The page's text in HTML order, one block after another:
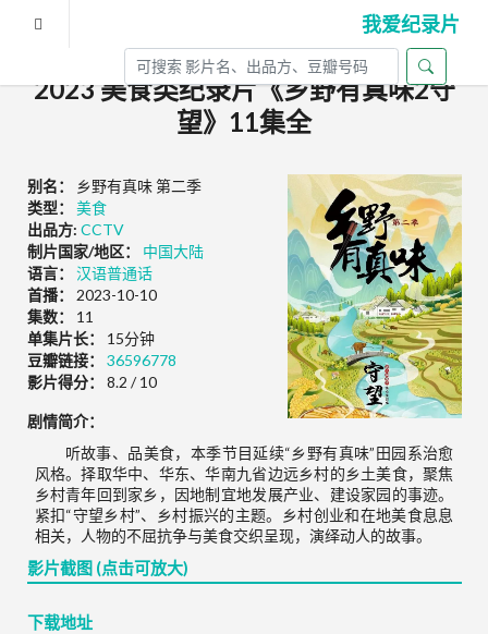
我爱纪录片
2023 美食类纪录片《乡野有真味2守
望》11集全
别名：
乡野有真味 第二季
类型：
美食
出品方: CCTV
制片国家/地区：
中国大陆
语言：
汉语普通话
首播：
2023-10-10
集数：
11
单集片长：
15分钟
豆瓣链接：
36596778
影片得分：
8.2 / 10
剧情简介：
听故事、品美食，本季节目延续“乡野有真味”田园系治愈
风格。择取华中、华东、华南九省边远乡村的乡土美食，聚焦
乡村青年回到家乡，因地制宜地发展产业、建设家园的事迹。
紧扣“守望乡村”、乡村振兴的主题。乡村创业和在地美食息息
相关，人物的不屈抗争与美食交织呈现，演绎动人的故事。
影片截图 (点击可放大)
下载地址